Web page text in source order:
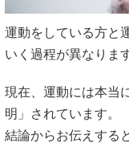
運動をしている方と
いく過程が異なりま
現在、運動には本当
明」されています。
結論からお伝えする